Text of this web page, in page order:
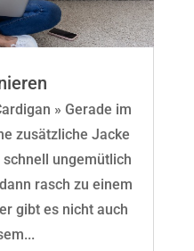
» Gerade im
zusätzliche Jacke
ungemütlich
rasch zu einem
gibt es nicht auch